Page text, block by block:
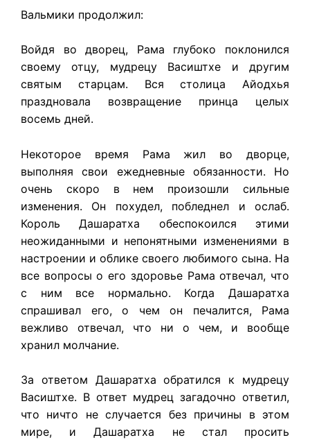
Вальмики продолжил:
Войдя во дворец, Рама глубоко поклонился
своему отцу, мудрецу Васиштхе и другим
святым старцам. Вся столица Айодхья
праздновала возвращение принца целых
восемь дней.
Некоторое время Рама жил во дворце,
выполняя свои ежедневные обязанности. Но
очень скоро в нем произошли сильные
изменения. Он похудел, побледнел и ослаб.
Король Дашаратха обеспокоился этими
неожиданными и непонятными изменениями в
настроении и облике своего любимого сына. На
все вопросы о его здоровье Рама отвечал, что
с ним все нормально. Когда Дашаратха
спрашивал его, о чем он печалится, Рама
вежливо отвечал, что ни о чем, и вообще
хранил молчание.
За ответом Дашаратха обратился к мудрецу
Васиштхе. В ответ мудрец загадочно ответил,
что ничто не случается без причины в этом
мире, и Дашаратха не стал просить